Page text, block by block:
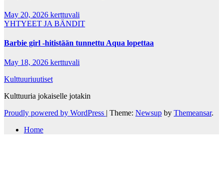
May 20, 2026 kerttuvali
YHTYEET JA BÄNDIT
Barbie girl -hitistään tunnettu Aqua lopettaa
May 18, 2026 kerttuvali
Kulttuuriuutiset
Kulttuuria jokaiselle jotakin
Proudly powered by WordPress | Theme: Newsup by Themeansar.
Home